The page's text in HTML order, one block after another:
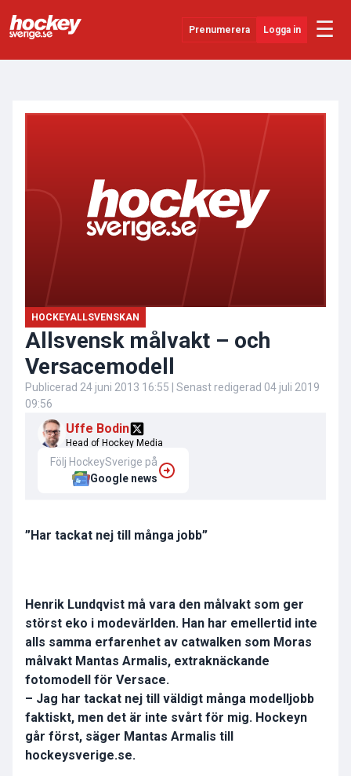
Prenumerera Logga in ☰
HOCKEYALLSVENSKAN
Allsvensk målvakt – och
Versacemodell
Publicerad 24 juni 2013 16:55 | Senast redigerad 04 juli 2019
09:56
Uffe Bodin
Head of Hockey Media
Följ HockeySverige på
Google news
”Har tackat nej till många jobb”
Henrik Lundqvist må vara den målvakt som ger
störst eko i modevärlden. Han har emellertid inte
alls samma erfarenhet av catwalken som Moras
målvakt Mantas Armalis, extraknäckande
fotomodell för Versace.
– Jag har tackat nej till väldigt många modelljobb
faktiskt, men det är inte svårt för mig. Hockeyn
går först, säger Mantas Armalis till
hockeysverige.se.